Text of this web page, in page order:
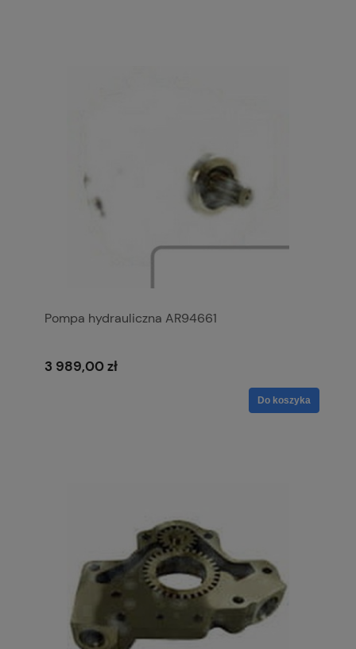
Pompa hydrauliczna AR94661
3 989,00 zł
Do koszyka